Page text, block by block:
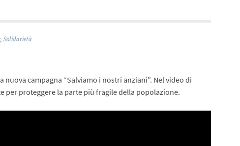
, Solidarietà
nuova campagna “Salviamo i nostri anziani”. Nel video di
per proteggere la parte più fragile della popolazione.